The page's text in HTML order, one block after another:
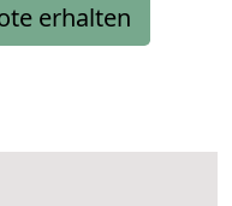
erhalten